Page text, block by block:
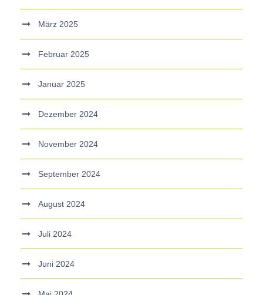
März 2025
Februar 2025
Januar 2025
Dezember 2024
November 2024
September 2024
August 2024
Juli 2024
Juni 2024